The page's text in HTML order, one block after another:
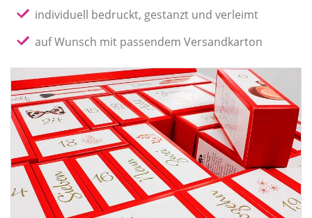
individuell bedruckt, gestanzt und verleimt
auf Wunsch mit passendem Versandkarton